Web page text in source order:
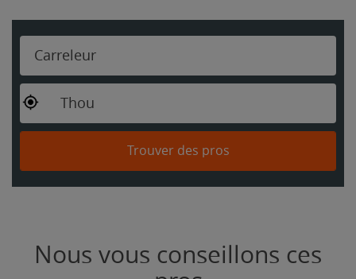
Carreleur
Thou
Trouver des pros
Nous vous conseillons ces